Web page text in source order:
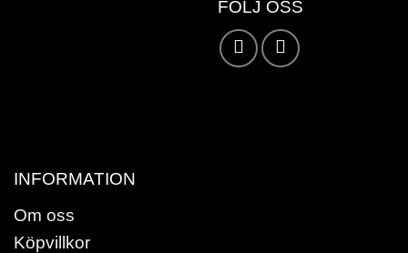
FÖLJ OSS
INFORMATION
Om oss
Köpvillkor